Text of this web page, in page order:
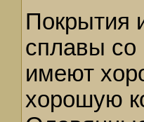
Покрытия
сплавы
имеют
хорошую